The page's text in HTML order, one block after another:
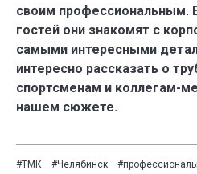
своим профессиональным.
гостей они знакомят с
самыми интересными
интересно рассказать о
спортсменам и коллегам-
нашем сюжете.
#ТМК #Челябинск #профессионалы